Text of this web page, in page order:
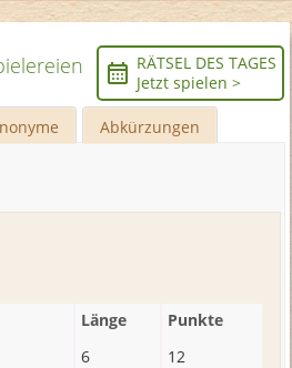
RÄTSEL DES TAGES
Jetzt spielen >
Abkürzungen
Länge
Punkte
6 12